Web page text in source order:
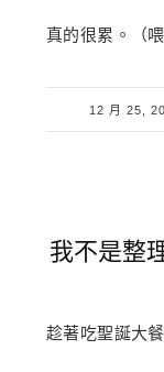
真的很累。（
12 月 25,
我不是整
趁著吃聖誕大